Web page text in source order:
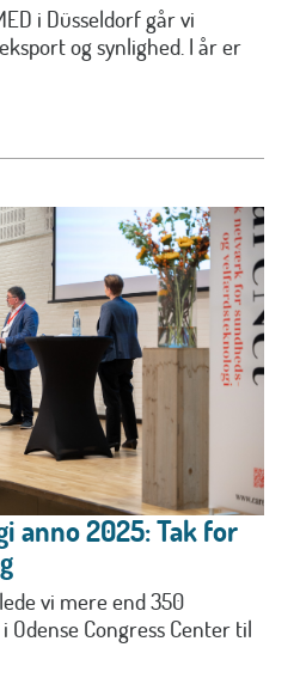
i Düsseldorf går vi
og synlighed. I år er
anno 2025: Tak for
vi mere end 350
Congress Center til